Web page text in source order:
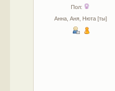
Пол:
Анна, Аня, Нюта [ты]